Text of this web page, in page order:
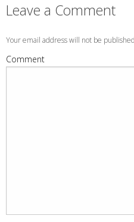
Leave a Comment
Your email address will not be
Comment